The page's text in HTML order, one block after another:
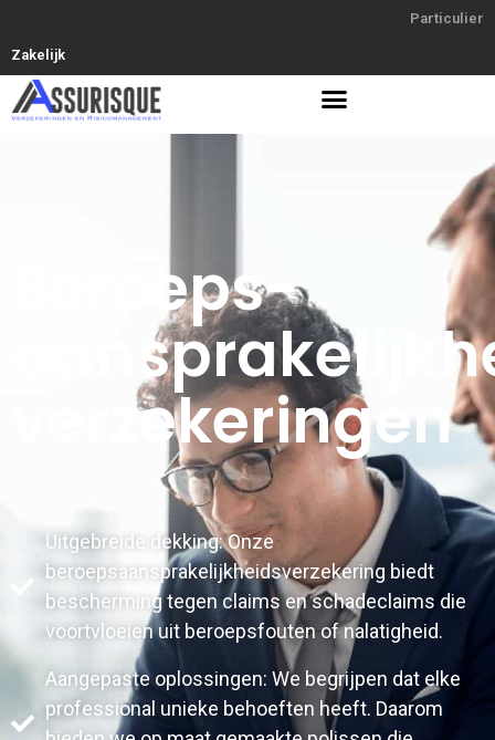
Particulier
Zakelijk
Beroeps-
verzekeringen
Uitgebreide dekking: Onze
beroepsaansprakelijkheidsverzekering biedt
bescherming tegen claims en schadeclaims die
voortvloeien uit beroepsfouten of nalatigheid.
Aangepaste oplossingen: We begrijpen dat elke
professional unieke behoeften heeft. Daarom